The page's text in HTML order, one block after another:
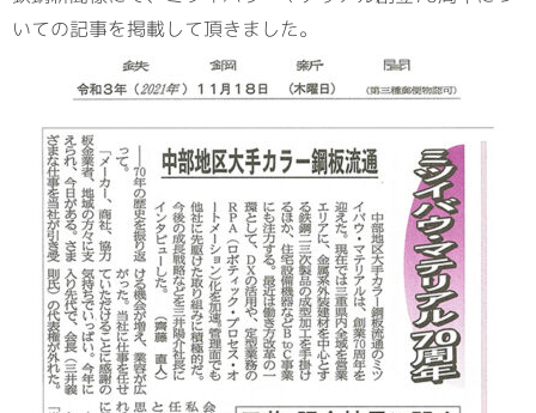
いての記事を掲載して頂きました。